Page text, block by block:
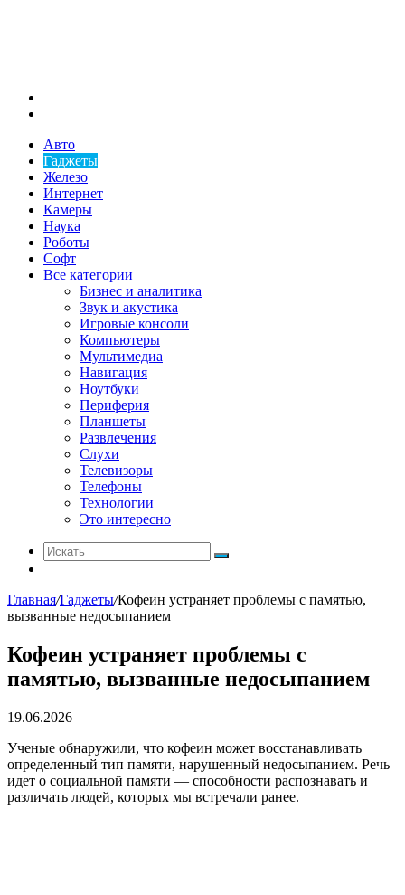
Авто
Гаджеты
Железо
Интернет
Камеры
Наука
Роботы
Софт
Все категории
Бизнес и аналитика
Звук и акустика
Игровые консоли
Компьютеры
Мультимедиа
Навигация
Ноутбуки
Периферия
Планшеты
Развлечения
Слухи
Телевизоры
Телефоны
Технологии
Это интересно
Искать
Главная/Гаджеты/Кофеин устраняет проблемы с памятью,
вызванные недосыпанием
Кофеин устраняет проблемы с
памятью, вызванные недосыпанием
19.06.2026
Ученые обнаружили, что кофеин может восстанавливать
определенный тип памяти, нарушенный недосыпанием. Речь
идет о социальной памяти — способности распознавать и
различать людей, которых мы встречали ранее.